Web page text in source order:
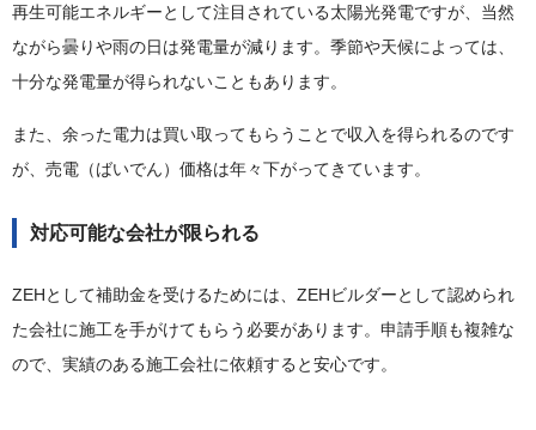
再生可能エネルギーとして注目されている太陽光発電ですが、当然
ながら曇りや雨の日は発電量が減ります。季節や天候によっては、
十分な発電量が得られないこともあります。
また、余った電力は買い取ってもらうことで収入を得られるのです
が、売電（ばいでん）価格は年々下がってきています。
対応可能な会社が限られる
ZEHとして補助金を受けるためには、ZEHビルダーとして認められ
た会社に施工を手がけてもらう必要があります。申請手順も複雑な
ので、実績のある施工会社に依頼すると安心です。